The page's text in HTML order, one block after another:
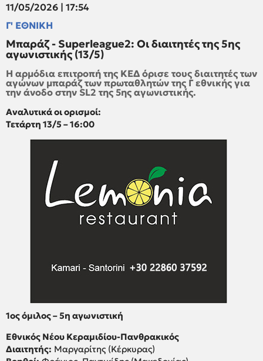
11/05/2026 | 17:54
Γ' ΕΘΝΙΚΗ
Μπαράζ - Superleague2: Οι διαιτητές της 5ης
αγωνιστικής (13/5)
Η αρμόδια επιτροπή της ΚΕΔ όρισε τους διαιτητές των
αγώνων μπαράζ των πρωταθλητών της Γ εθνικής για
την άνοδο στην SL2 της 5ης αγωνιστικής.
Αναλυτικά οι ορισμοί:
Τετάρτη 13/5 – 16:00
1ος όμιλος – 5η αγωνιστική
Εθνικός Νέου Κεραμιδίου-Πανθρακικός
Διαιτητής: Μαργαρίτης (Κέρκυρας)